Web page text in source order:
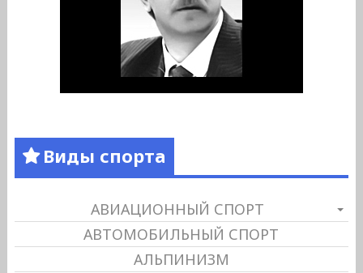
Виды спорта
АВИАЦИОННЫЙ СПОРТ
АВТОМОБИЛЬНЫЙ СПОРТ
АЛЬПИНИЗМ